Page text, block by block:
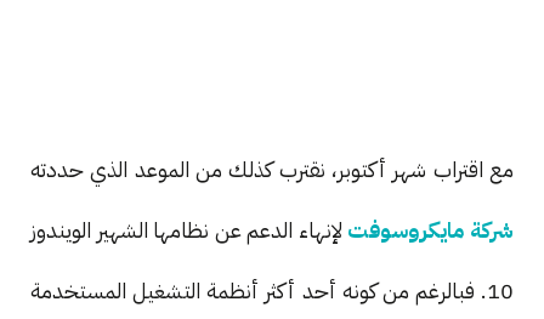
مع اقتراب شهر أكتوبر، نقترب كذلك من الموعد الذي حددته
شركة مايكروسوفت لإنهاء الدعم عن نظامها الشهير الويندوز
10. فبالرغم من كونه أحد أكثر أنظمة التشغيل المستخدمة